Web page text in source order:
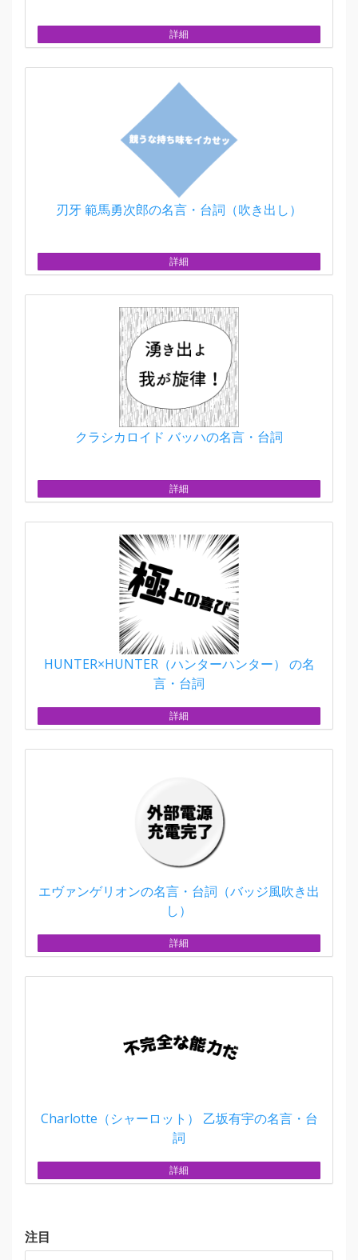
詳細
刃牙 範馬勇次郎の名言・台詞（吹き出し）
詳細
クラシカロイド バッハの名言・台詞
詳細
HUNTER×HUNTER（ハンターハンター） の名
言・台詞
詳細
エヴァンゲリオンの名言・台詞（バッジ風吹き出
し）
詳細
Charlotte（シャーロット） 乙坂有宇の名言・台
詞
詳細
注目